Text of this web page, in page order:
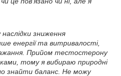
зниження
енергії та витривалості,
Прийом тестостерону
тому я вибираю природні
знайти баланс. Не можу